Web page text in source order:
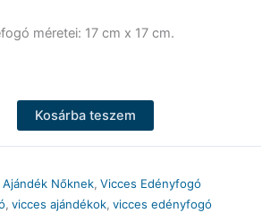
méretei: 17 cm x 17 cm.
Kosárba teszem
Nőknek, Vicces Edényfogó
, vicces ajándékok, vicces edényfogó